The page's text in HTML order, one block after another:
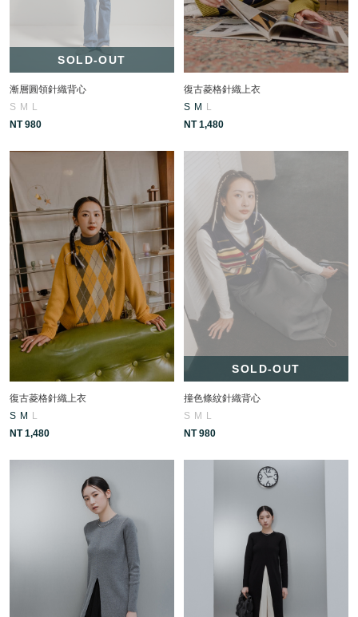
SOLD-OUT
漸層圓領針織背心
S M
L
NT 980
復古菱格針織上衣
S M
L
NT 1,480
復古菱格針織上衣
S M L
NT 1,480
SOLD-OUT
撞色條紋針織背心
S M L
NT 980